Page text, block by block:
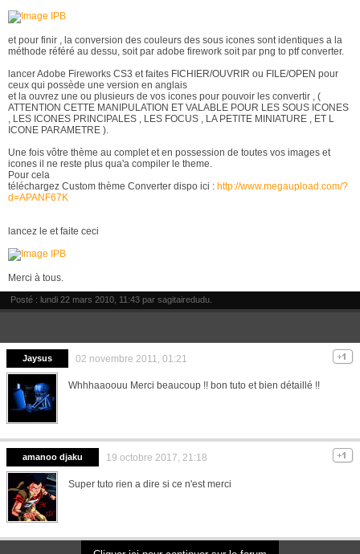
et pour finir , la conversion des couleurs des sous icones sont identiques a la
méthode référé au dessu, soit par adobe firework soit par png to ptf converter.
lancer Adobe Fireworks CS3 et faites FICHIER/OUVRIR ou FILE/OPEN pour
ceux qui possède une version en anglais
et la ouvrez une ou plusieurs de vos icones pour pouvoir les convertir , (
ATTENTION CETTE MANIPULATION ET VALABLE POUR LES SOUS ICONES
, LES ICONES PRINCIPALES , LES FOCUS , LA PETITE MINIATURE , ET L
ICONE PARAMETRE ).
Une fois vôtre thème au complet et en possession de toutes vos images et
icones il ne reste plus qua'a compiler le theme.
Pour cela
téléchargez Custom thème Converter dispo ici : http://www.megaupload.com/?
d=APANF67K
lancez le et faite ceci
Merci à tous.
Posté : lundi 22 mars 2010, 11:43 par sagitairedudu
Jaysus 02 novembre 2011, 01:21
Whhhaaoouu Merci beaucoup !! bon tuto et bien détaillé !!
amanoo djaku 19 octobre 2017, 21:18
Super tuto rien a dire si ce n'est merci